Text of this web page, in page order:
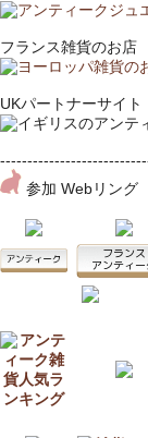
フランス雑貨のお店
UKパートナーサイト
参加 Webリング